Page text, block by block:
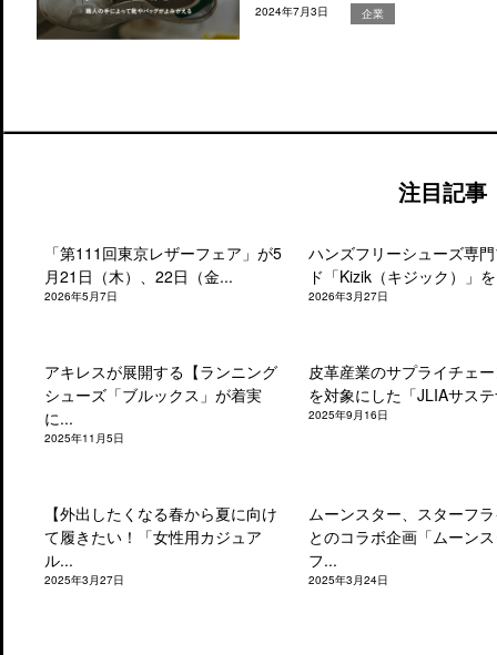
2024年7月3日 企業
注目記事
「第111回東京レザーフェア」が5
月21日（木）、22日（金...
2026年5月7日
ハンズフリーシューズ専
ド「Kizik（キジック）」
2026年3月27日
アキレスが展開する【ランニング
シューズ「ブルックス」が着実
に...
2025年11月5日
皮革産業のサプライチェ
を対象にした「JLIAサス
2025年9月16日
【外出したくなる春から夏に向け
て履きたい！「女性用カジュア
ル...
2025年3月27日
ムーンスター、スターフ
とのコラボ企画「ムーン
フ...
2025年3月24日